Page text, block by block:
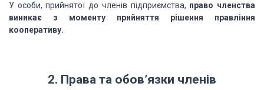
У особи, прийнятої до членів підприємства, право членства
виникає з моменту прийняття рішення правління
кооперативу.
2. Права та обов’язки членів